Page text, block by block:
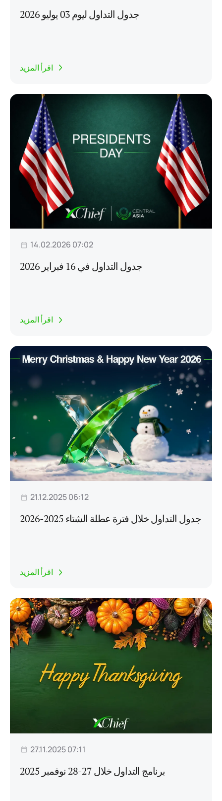
جدول التداول ليوم 03 يوليو 2026
اقرأ المزيد
14.02.2026 07:02
جدول التداول في 16 فبراير 2026
اقرأ المزيد
21.12.2025 06:12
جدول التداول خلال فترة عطلة الشتاء 2025-2026
اقرأ المزيد
27.11.2025 07:11
برنامج التداول خلال 27-28 نوفمبر 2025